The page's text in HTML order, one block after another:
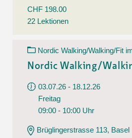
CHF 198.00
22 Lektionen
Nordic Walking/Walking/Fit
Nordic Walking/
03.07.26 - 18.12.26
Freitag
09:00 - 10:00 Uhr
Brüglingerstrasse 113, Basel